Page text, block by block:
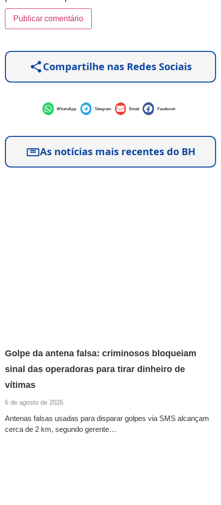
Compartilhe nas Redes Sociais
WhatsApp Telegram Email Facebook
As notícias mais recentes do BH
Golpe da antena falsa: criminosos bloqueiam
sinal das operadoras para tirar dinheiro de
vítimas
6 de agosto de 2026
Antenas falsas usadas para disparar golpes via SMS alcançam
cerca de 2 km, segundo gerente…